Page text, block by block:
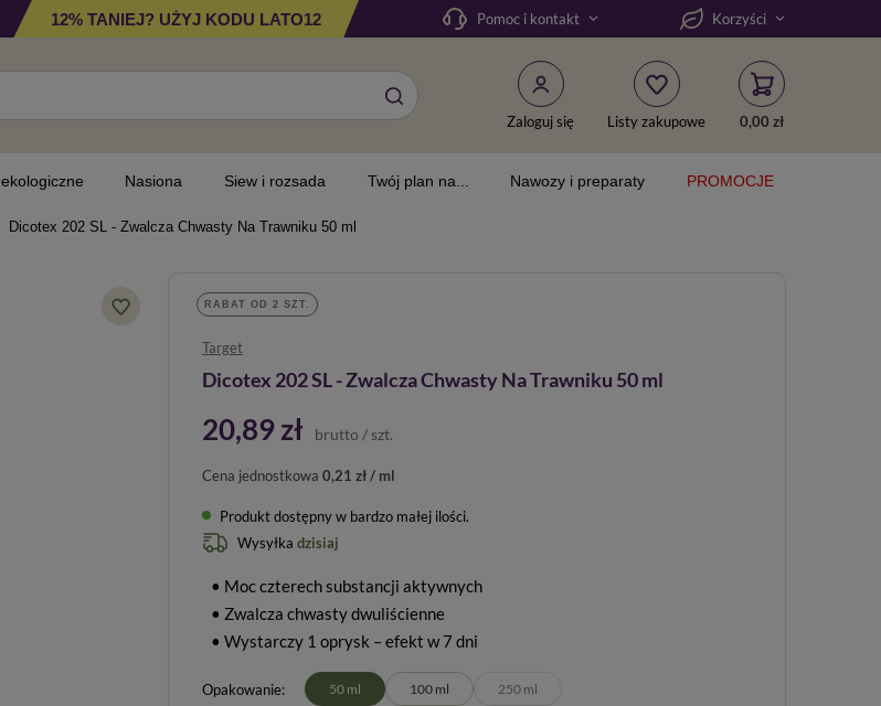
12% TANIEJ? UŻYJ KODU LATO12 Pomoc i kontakt Korzyści
Zaloguj się Listy zakupowe 0,00 zł
Nasiona Siew i rozsada Twój plan na... Nawozy i preparaty PROMOCJE
Dicotex 202 SL - Zwalcza Chwasty Na Trawniku 50 ml
RABAT OD 2 SZT.
Target
Dicotex 202 SL - Zwalcza Chwasty Na Trawniku 50 ml
20,89 zł brutto / szt.
Cena jednostkowa 0,21 zł / ml
Produkt dostępny w bardzo małej ilości
Wysyłka dzisiaj
• Moc czterech substancji aktywnych
• Zwalcza chwasty dwuliścienne
• Wystarczy 1 oprysk – efekt w 7 dni
Opakowanie 50 ml 100 ml 250 ml